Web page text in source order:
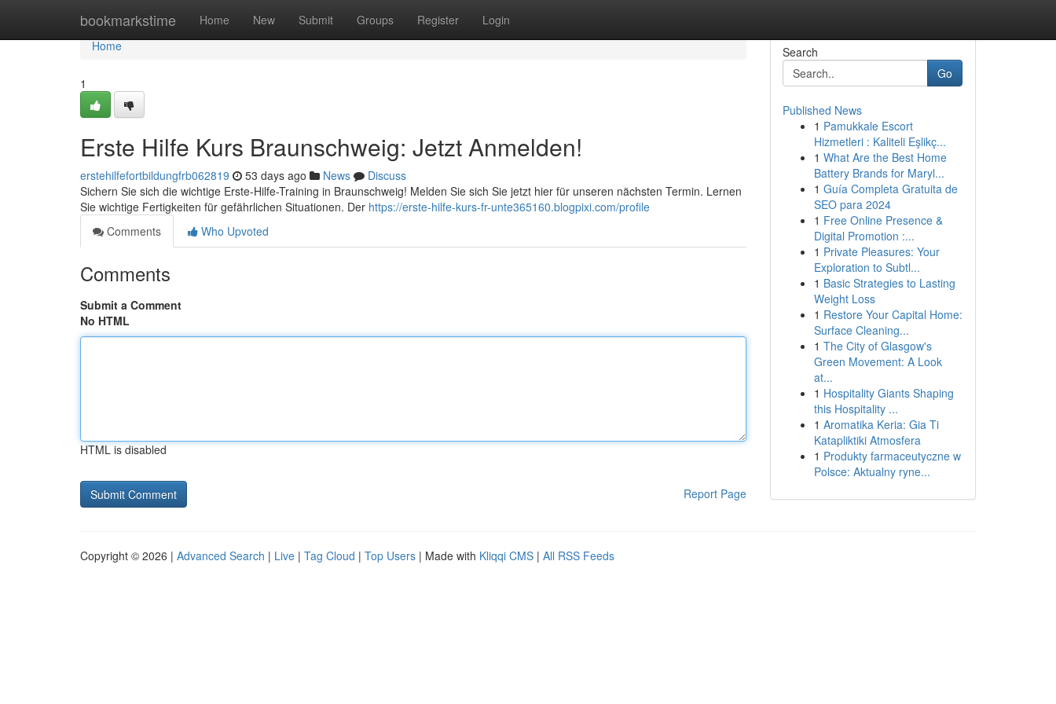
bookmarkstime Home New Submit Groups Register Login
Home
Home
1
Erste Hilfe Kurs Braunschweig: Jetzt Anmelden!
erstehilfefortbildungfrb062819 53 days ago News
Discuss
Sichern Sie sich die wichtige Erste-Hilfe-Training in Braunschweig! Melden Sie sich Sie jetzt hier für unseren nächsten Termin. Lernen
Sie wichtige Fertigkeiten für gefährlichen Situationen. Der https://erste-hilfe-kurs-fr-unte365160.blogpixi.com/profile
Comments
Who Upvoted
Comments
Submit a Comment
No HTML
HTML is disabled
Report Page
Search
Go
Published News
1 Pamukkale Escort
Hizmetleri : Kaliteli Eşlikç...
1 What Are the Best Home
Battery Brands for Maryl...
1 Guía Completa Gratuita de
SEO para 2024
1 Free Online Presence &
Digital Promotion :...
1 Private Pleasures: Your
Exploration to Subtl...
1 Basic Strategies to Lasting
Weight Loss
1 Restore Your Capital Home:
Surface Cleaning...
1 The City of Glasgow's
Green Movement: A Look
at...
1 Hospitality Giants Shaping
this Hospitality ...
1 Aromatika Keria: Gia Ti
Katapliktiki Atmosfera
1 Produkty farmaceutyczne w
Polsce: Aktualny ryne...
Copyright © 2026 | Advanced Search | Live | Tag Cloud | Top Users | Made with Kliqqi CMS | All RSS Feeds